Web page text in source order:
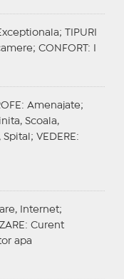
TIPURI
CONFORT : I
: Amenajate;
Scoala,
Spital; VEDERE :
Internet;
: Curent
apa